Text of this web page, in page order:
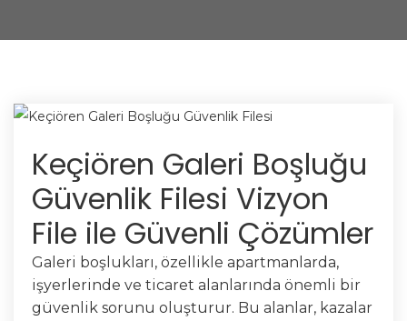
Keçiören Galeri Boşluğu
Güvenlik Filesi Vizyon
File ile Güvenli Çözümler
Galeri boşlukları, özellikle apartmanlarda,
işyerlerinde ve ticaret alanlarında önemli bir
güvenlik sorunu oluşturur. Bu alanlar, kazalar